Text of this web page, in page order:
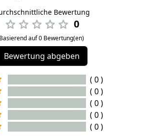
Bewertung
0
Basierend auf 0 Bewertung(en)
Bewertung abgeben
( 0 )
( 0 )
( 0 )
( 0 )
( 0 )